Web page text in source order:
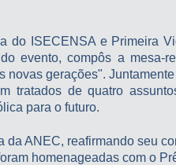
do ISECENSA e Primeira
evento, compôs a mesa-
gerações".
tratados de quatro
para o futuro.
ANEC, reafirmando seu
homenageadas com o